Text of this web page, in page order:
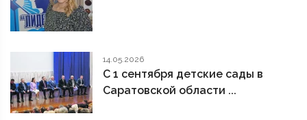
14.05.2026
С 1 сентября детские сады в
Саратовской области ...